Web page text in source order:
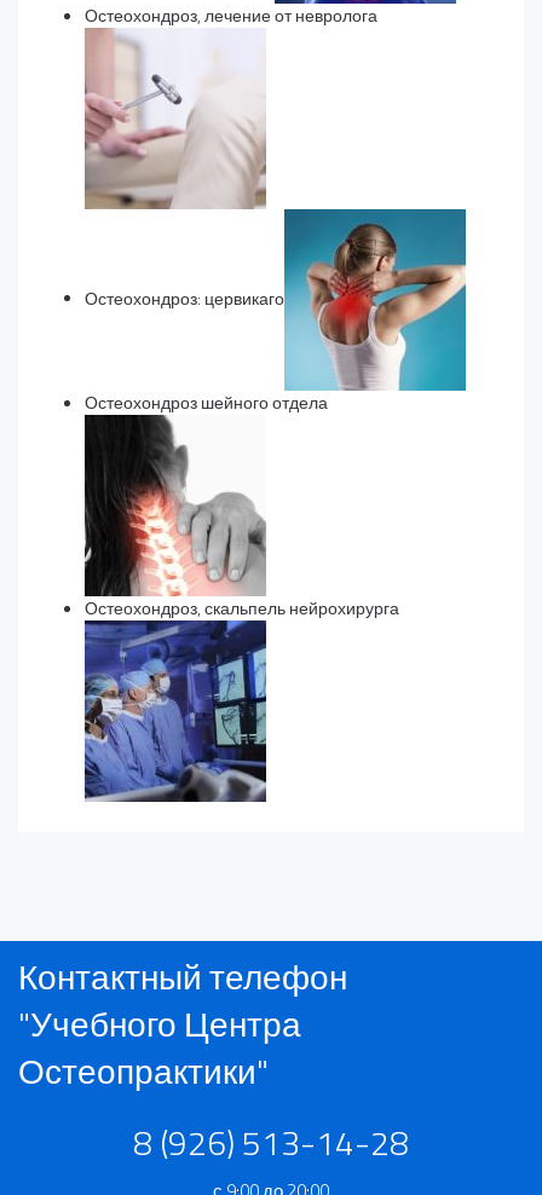
Остеохондроз, лечение от невролога
Остеохондроз: цервикаго
Остеохондроз шейного отдела
Остеохондроз, скальпель нейрохирурга
Контактный телефон
"Учебного Центра
Остеопрактики"
8 (926) 513-14-28